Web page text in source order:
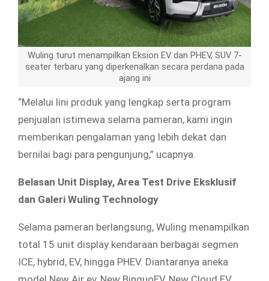
Wuling turut menampilkan Eksion EV dan PHEV, SUV 7-
seater terbaru yang diperkenalkan secara perdana pada
ajang ini
“Melalui lini produk yang lengkap serta program
penjualan istimewa selama pameran, kami ingin
memberikan pengalaman yang lebih dekat dan
bernilai bagi para pengunjung,” ucapnya.
Belasan Unit Display, Area Test Drive Eksklusif
dan Galeri Wuling Technology
Selama pameran berlangsung, Wuling menampilkan
total 15 unit display kendaraan berbagai segmen
ICE, hybrid, EV, hingga PHEV. Diantaranya aneka